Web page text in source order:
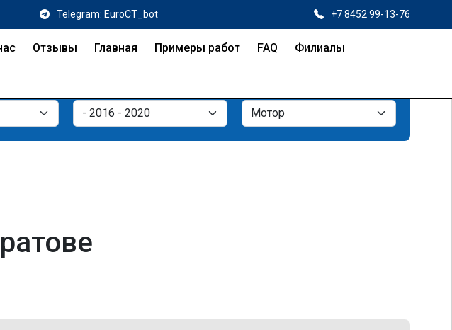
Telegram: EuroCT_bot +7 8452 99-13-76
Отзывы Главная Примеры работ FAQ Филиалы